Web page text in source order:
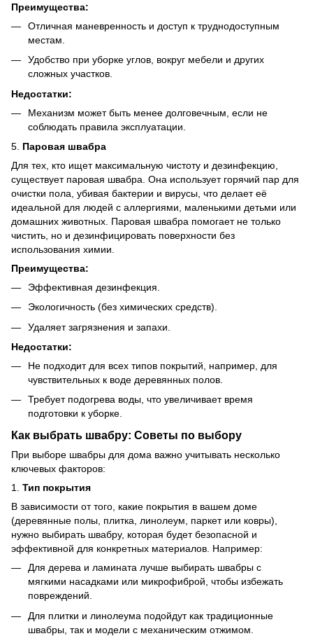
Преимущества:
Отличная маневренность и доступ к труднодоступным
местам.
Удобство при уборке углов, вокруг мебели и других
сложных участков.
Недостатки:
Механизм может быть менее долговечным, если не
соблюдать правила эксплуатации.
5. Паровая швабра
Для тех, кто ищет максимальную чистоту и дезинфекцию,
существует паровая швабра. Она использует горячий пар для
очистки пола, убивая бактерии и вирусы, что делает её
идеальной для людей с аллергиями, маленькими детьми или
домашних животных. Паровая швабра помогает не только
чистить, но и дезинфицировать поверхности без
использования химии.
Преимущества:
Эффективная дезинфекция.
Экологичность (без химических средств).
Удаляет загрязнения и запахи.
Недостатки:
Не подходит для всех типов покрытий, например, для
чувствительных к воде деревянных полов.
Требует подогрева воды, что увеличивает время
подготовки к уборке.
Как выбрать швабру: Советы по выбору
При выборе швабры для дома важно учитывать несколько
ключевых факторов:
1. Тип покрытия
В зависимости от того, какие покрытия в вашем доме
(деревянные полы, плитка, линолеум, паркет или ковры),
нужно выбирать швабру, которая будет безопасной и
эффективной для конкретных материалов. Например:
Для дерева и ламината лучше выбирать швабры с
мягкими насадками или микрофиброй, чтобы избежать
повреждений.
Для плитки и линолеума подойдут как традиционные
швабры, так и модели с механическим отжимом.